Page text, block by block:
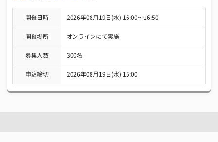
開催日時 2026年08月19日(水) 16:00〜16:50
開催場所 オンラインにて実施
募集人数 300名
申込締切 2026年08月19日(水) 15:00